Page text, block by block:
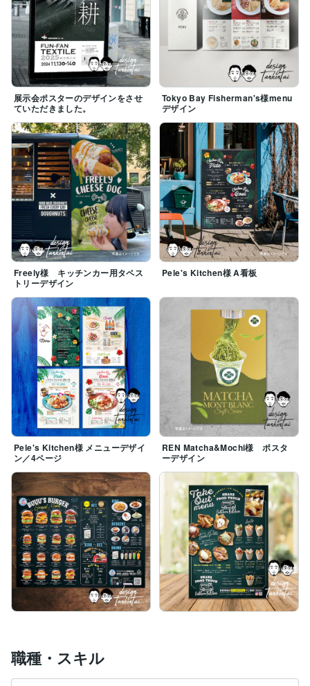
展示会ポスターのデザインをさせ
ていただきました。
Tokyo Bay Fisherman's様menu
デザイン
Freely様 キッチンカー用タペス
トリーデザイン
Pele's Kitchen様 A看板
Pele's Kitchen様 メニューデザイ
ン／4ページ
REN Matcha&Mochi様 ポスタ
ーデザイン
職種・スキル